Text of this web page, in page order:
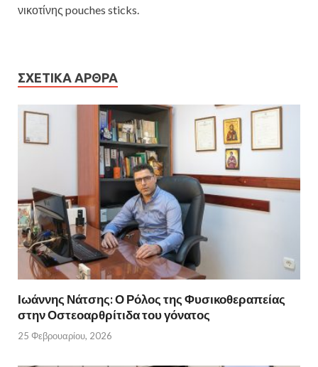
νικοτίνης pouches sticks.
ΣΧΕΤΙΚΆ ΆΡΘΡΑ
Ιωάννης Νάτσης: Ο Ρόλος της Φυσικοθεραπείας
στην Οστεοαρθρίτιδα του γόνατος
25 Φεβρουαρίου, 2026